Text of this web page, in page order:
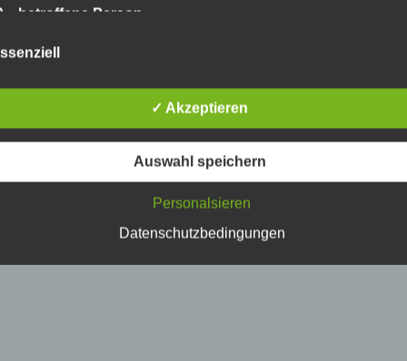
betroffene Person
Person ist jede identifizierte oder identifizierbare
verarbeitet werden.
Verarbeitung
Vorgang oder jede solche Vorgangsreihe im
die Organisation, das Ordnen, die Speicherung, die
die Offenlegung durch Übermittlung, Verbreitung
✓ Akzeptieren
Auswahl speichern
Personalsieren
Datenschutzbedingungen